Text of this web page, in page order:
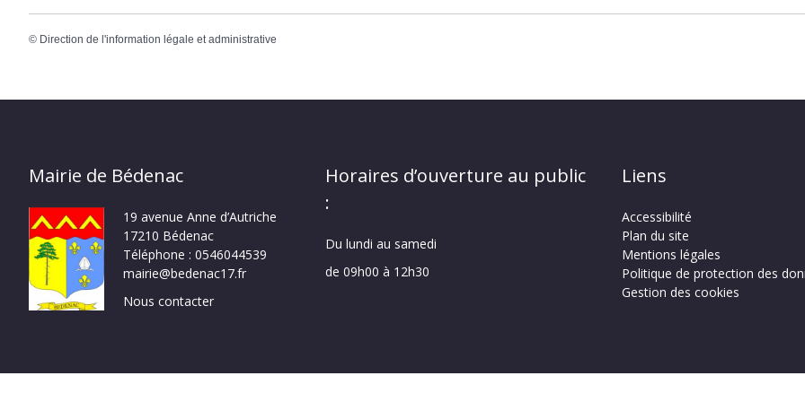
© Direction de l'information légale et administrative
Mairie de Bédenac
19 avenue Anne d’Autriche
17210 Bédenac
Téléphone : 0546044539
mairie@bedenac17.fr
Nous contacter
Horaires d’ouverture au public
:
Du lundi au samedi
de 09h00 à 12h30
Liens
Accessibilité
Plan du site
Mentions légales
Politique de protection des
Gestion des cookies